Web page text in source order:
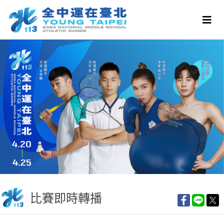
比賽即時轉播